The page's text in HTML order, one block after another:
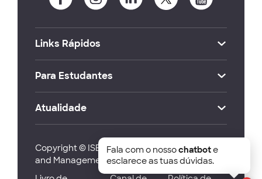
Links Rápidos
Para Estudantes
Atualidade
Copyright © ISEG Lisbon School of Economics
and Management 2026
Fala com o nossochatbote
esclarece as tuas dúvidas.